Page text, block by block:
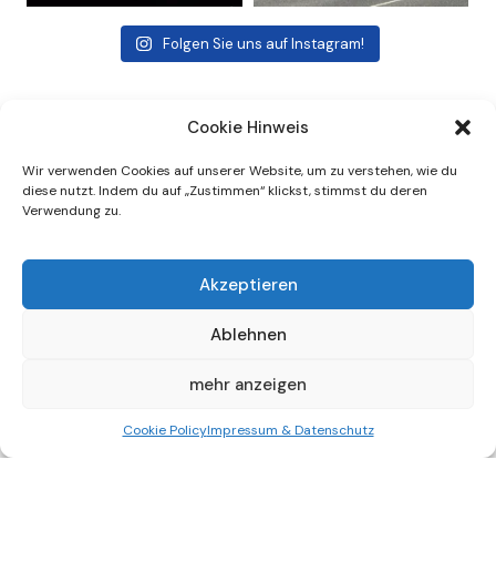
Cookie Hinweis
Wir verwenden Cookies auf unserer Website, um zu verstehen, wie du
diese nutzt. Indem du auf „Zustimmen“ klickst, stimmst du deren
Verwendung zu.
Akzeptieren
Ablehnen
mehr anzeigen
Cookie PolicyImpressum & Datenschutz
Folgen Sie uns auf Instagram!